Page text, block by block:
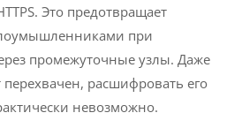
Это предотвращает
при
промежуточные узлы. Даже
расшифровать его
невозможно.